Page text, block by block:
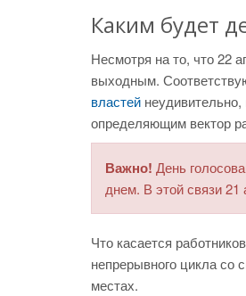
Каким будет
Несмотря на то, что 22
выходным.
властей
определяющим вектор
Важно! День
днем. В этой связи 21
Что касается
непрерывного цикла со
местах.